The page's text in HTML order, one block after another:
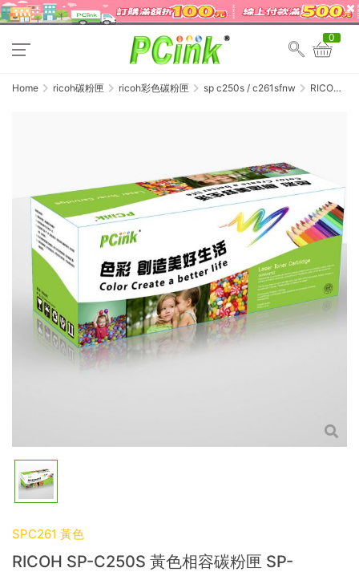
0
Home ricoh碳粉匣 ricoh彩色碳粉匣 sp c250s / c261sfnw
RICOH
C261DNw
SPC261 黃色
RICOH SP-C250S 黃色相容碳粉匣 SP-